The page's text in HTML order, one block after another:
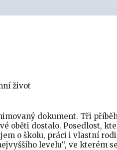
život
dokument. Tři
oběti dostalo. Posedlost,
o školu, práci i vlastní
levelu“, ve kterém